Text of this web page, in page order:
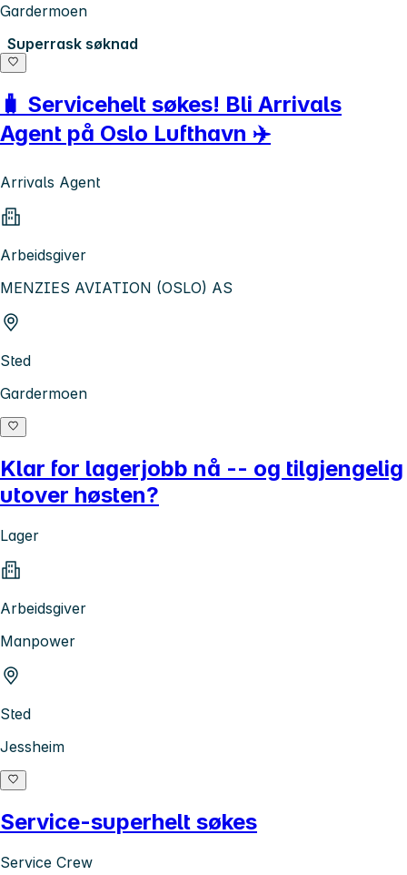
Gardermoen
Superrask søknad
🧳 Servicehelt søkes! Bli Arrivals
Agent på Oslo Lufthavn ✈️
Arrivals Agent
Arbeidsgiver
MENZIES AVIATION (OSLO) AS
Sted
Gardermoen
Klar for lagerjobb nå -- og tilgjengelig
utover høsten?
Lager
Arbeidsgiver
Manpower
Sted
Jessheim
Service-superhelt søkes
Service Crew